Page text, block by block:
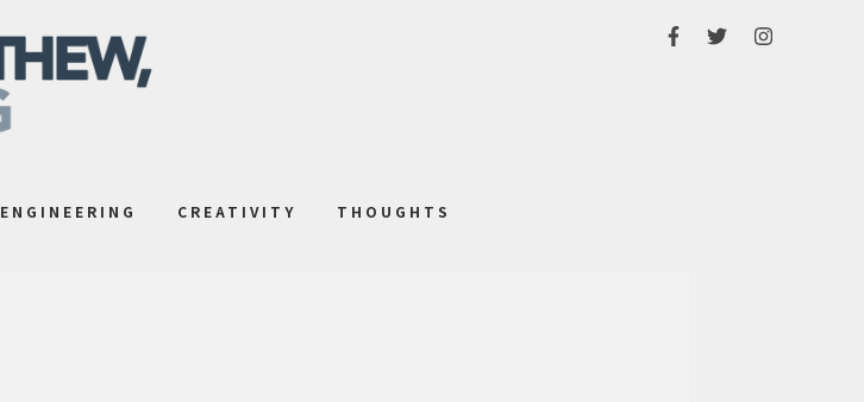
ENGINEERING CREATIVITY THOUGHTS